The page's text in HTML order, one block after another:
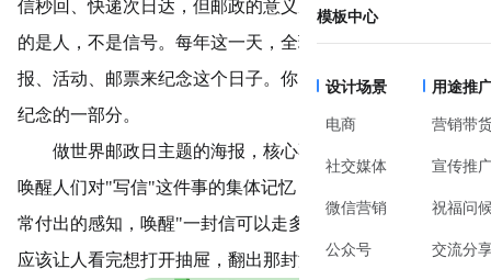
模板中心
设计场景
电商
社交媒体
微信营销
公众号
用途推
营销带
宣传推
祝福问
交流分
信秒回、快递次日达，但邮政的意义从来没变过——它连接
的是人，不是信号。每年这一天，全球邮政系统都会用海
报、活动、邮票来纪念这个日子。你的设计，就是这场全球
纪念的一部分。
做世界邮政日主题的海报，核心不是炫技，而是唤醒。
唤醒人们对"写信"这件事的集体记忆，唤醒对邮政工作者日
常付出的感知，唤醒"一封信可以走多远"的好奇。好的设计
应该让人看完想打开抽屉，翻出那封没舍得扔的旧信。